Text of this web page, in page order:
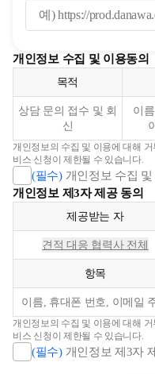
개인정보 수집 및 이용동의
목적
상담 문의 접수 및 회
신
이
개인정보의 수집 및 이용에 대해
비스 신청이 제한될 수 있습니다.
(필수) 개인정보 수집
개인정보 제3자 제공 동의
제공받는 자
견적 대응 협력사 전체
항목
이름, 휴대폰 번호, 이메일
개인정보의 수집 및 이용에 대해
비스 신청이 제한될 수 있습니다.
(필수) 개인정보 제3자